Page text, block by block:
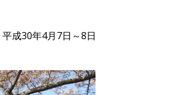
成30年4月7日～8日